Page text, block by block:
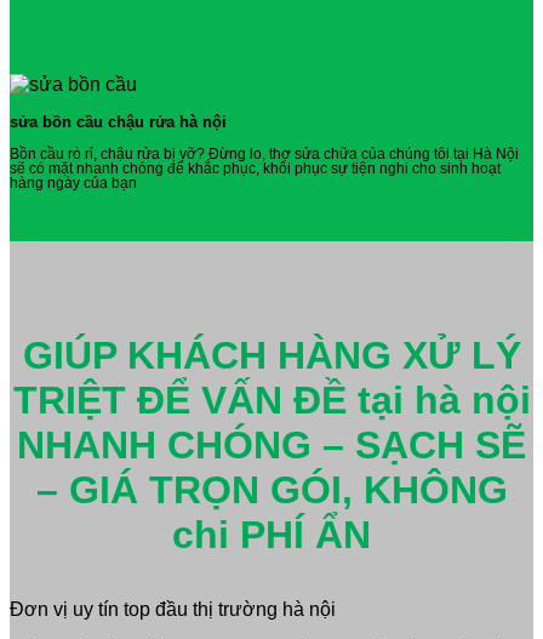
sửa bồn cầu chậu rửa hà nội
Bồn cầu rò rỉ, chậu rửa bị vỡ? Đừng lo, thợ sửa chữa của chúng tôi tại Hà Nội
sẽ có mặt nhanh chóng để khắc phục, khôi phục sự tiện nghi cho sinh hoạt
hàng ngày của bạn
GIÚP KHÁCH HÀNG XỬ LÝ
TRIỆT ĐỂ VẤN ĐỀ tại hà nội
NHANH CHÓNG – SẠCH SẼ
– GIÁ TRỌN GÓI, KHÔNG
chi PHÍ ẨN
Đơn vị uy tín top đầu thị trường hà nội